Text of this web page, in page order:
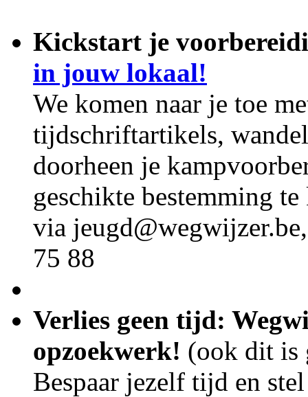
Kickstart je
in jouw lokaal!
We komen naar je toe
tijdschriftartikels,
doorheen je
geschikte bestemming
via
75 88
Verlies geen tijd:
opzoekwerk! (ook dit is
Bespaar jezelf tijd en